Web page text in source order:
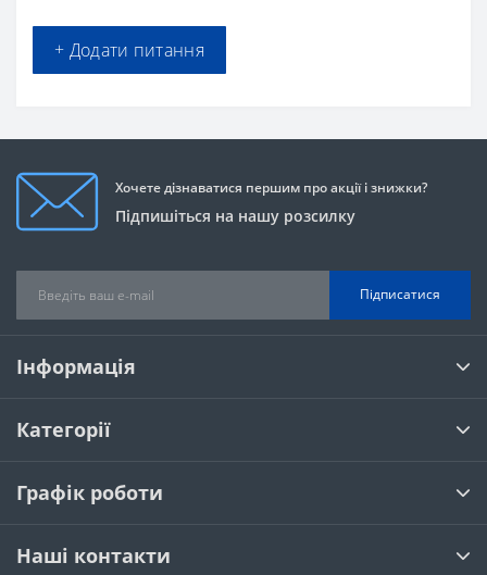
+ Додати питання
Хочете дізнаватися першим про акції і знижки?
Підпишіться на нашу розсилку
Підписатися
Інформація
Категорії
Графік роботи
Наші контакти